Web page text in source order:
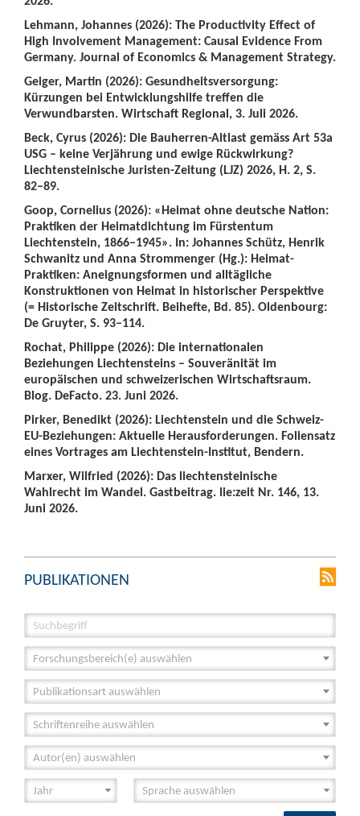
Lehmann, Johannes (2026): The Productivity Effect of
High Involvement Management: Causal Evidence From
Germany. Journal of Economics & Management Strategy.
Geiger, Martin (2026): Gesundheitsversorgung:
Kürzungen bei Entwicklungshilfe treffen die
Verwundbarsten. Wirtschaft Regional, 3. Juli 2026.
Beck, Cyrus (2026): Die Bauherren-Altlast gemäss Art 53a
USG – keine Verjährung und ewige Rückwirkung?
Liechtensteinische Juristen-Zeitung (LJZ) 2026, H. 2, S.
82–89.
Goop, Cornelius (2026): «Heimat ohne deutsche Nation:
Praktiken der Heimatdichtung im Fürstentum
Liechtenstein, 1866–1945». In: Johannes Schütz, Henrik
Schwanitz und Anna Strommenger (Hg.): Heimat-
Praktiken: Aneignungsformen und alltägliche
Konstruktionen von Heimat in historischer Perspektive
(= Historische Zeitschrift. Beihefte, Bd. 85). Oldenbourg:
De Gruyter, S. 93–114.
Rochat, Philippe (2026): Die internationalen
Beziehungen Liechtensteins – Souveränität im
europäischen und schweizerischen Wirtschaftsraum.
Blog. DeFacto. 23. Juni 2026.
Pirker, Benedikt (2026): Liechtenstein und die Schweiz-
EU-Beziehungen: Aktuelle Herausforderungen. Foliensatz
eines Vortrages am Liechtenstein-Institut, Bendern.
Marxer, Wilfried (2026): Das liechtensteinische
Wahlrecht im Wandel. Gastbeitrag. lie:zeit Nr. 146, 13.
Juni 2026.
PUBLIKATIONEN
Forschungsbereich(e) auswählen
Publikationsart auswählen
Schriftenreihe auswählen
Autor(en) auswählen